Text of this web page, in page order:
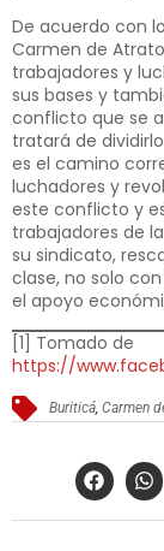
De acuerdo con
Carmen de
trabajadores y
sus bases y
conflicto que se
tratará de
es el camino
luchadores y
este conflicto y
trabajadores de
su sindicato,
clase, no solo
el apoyo
[1] Tomado de
https://
Buriticá,Carmen